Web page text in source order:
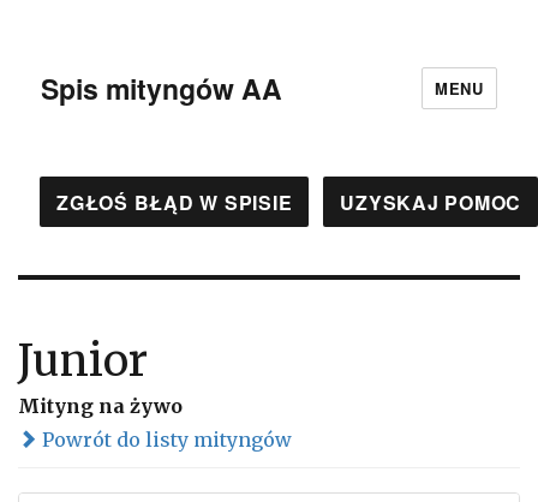
Spis mityngów AA MENU
ZGŁOŚ BŁĄD W SPISIE UZYSKAJ POMOC
Junior
Mityng na żywo
Powrót do listy mityngów